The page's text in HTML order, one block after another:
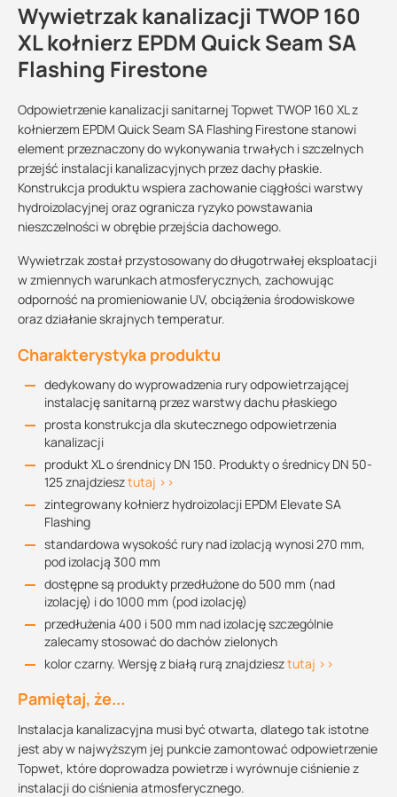
Wywietrzak kanalizacji TWOP 160
XL kołnierz EPDM Quick Seam SA
Flashing Firestone
Odpowietrzenie kanalizacji sanitarnej Topwet TWOP 160 XL z
kołnierzem EPDM Quick Seam SA Flashing Firestone stanowi
element przeznaczony do wykonywania trwałych i szczelnych
przejść instalacji kanalizacyjnych przez dachy płaskie.
Konstrukcja produktu wspiera zachowanie ciągłości warstwy
hydroizolacyjnej oraz ogranicza ryzyko powstawania
nieszczelności w obrębie przejścia dachowego.
Wywietrzak został przystosowany do długotrwałej eksploatacji
w zmiennych warunkach atmosferycznych, zachowując
odporność na promieniowanie UV, obciążenia środowiskowe
oraz działanie skrajnych temperatur.
Charakterystyka produktu
dedykowany do wyprowadzenia rury odpowietrzającej
instalację sanitarną przez warstwy dachu płaskiego
prosta konstrukcja dla skutecznego odpowietrzenia
kanalizacji
produkt XL o śrendnicy DN 150. Produkty o średnicy DN 50-
125 znajdziesztutaj >>
zintegrowany kołnierz hydroizolacji EPDM Elevate SA
Flashing
standardowa wysokość rury nad izolacją wynosi 270 mm,
pod izolacją 300 mm
dostępne są produkty przedłużone do 500 mm (nad
izolację) i do 1000 mm (pod izolację)
przedłużenia 400 i 500 mm nad izolację szczególnie
zalecamy stosować do dachów zielonych
kolor czarny. Wersję z białą rurą znajdziesztutaj >>
Pamiętaj, że...
Instalacja kanalizacyjna musi być otwarta, dlatego tak istotne
jest aby w najwyższym jej punkcie zamontować odpowietrzenie
Topwet, które doprowadza powietrze i wyrównuje ciśnienie z
instalacji do ciśnienia atmosferycznego.